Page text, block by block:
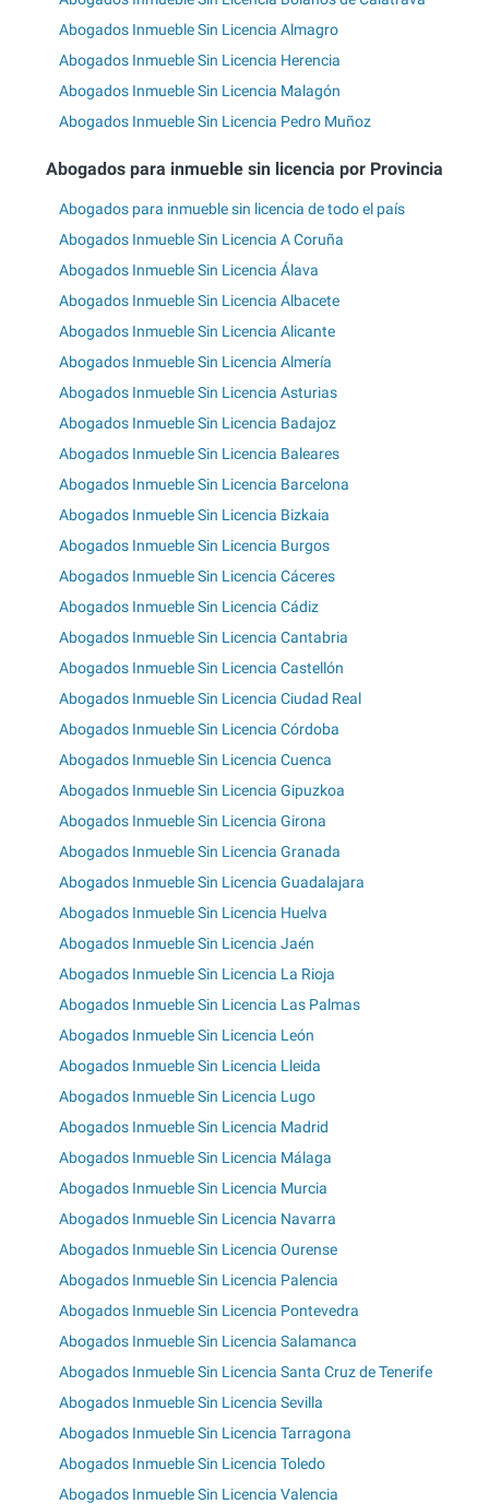
Abogados Inmueble Sin Licencia Almagro
Abogados Inmueble Sin Licencia Herencia
Abogados Inmueble Sin Licencia Malagón
Abogados Inmueble Sin Licencia Pedro Muñoz
Abogados para inmueble sin licencia por Provincia
Abogados para inmueble sin licencia de todo el país
Abogados Inmueble Sin Licencia A Coruña
Abogados Inmueble Sin Licencia Álava
Abogados Inmueble Sin Licencia Albacete
Abogados Inmueble Sin Licencia Alicante
Abogados Inmueble Sin Licencia Almería
Abogados Inmueble Sin Licencia Asturias
Abogados Inmueble Sin Licencia Badajoz
Abogados Inmueble Sin Licencia Baleares
Abogados Inmueble Sin Licencia Barcelona
Abogados Inmueble Sin Licencia Bizkaia
Abogados Inmueble Sin Licencia Burgos
Abogados Inmueble Sin Licencia Cáceres
Abogados Inmueble Sin Licencia Cádiz
Abogados Inmueble Sin Licencia Cantabria
Abogados Inmueble Sin Licencia Castellón
Abogados Inmueble Sin Licencia Ciudad Real
Abogados Inmueble Sin Licencia Córdoba
Abogados Inmueble Sin Licencia Cuenca
Abogados Inmueble Sin Licencia Gipuzkoa
Abogados Inmueble Sin Licencia Girona
Abogados Inmueble Sin Licencia Granada
Abogados Inmueble Sin Licencia Guadalajara
Abogados Inmueble Sin Licencia Huelva
Abogados Inmueble Sin Licencia Jaén
Abogados Inmueble Sin Licencia La Rioja
Abogados Inmueble Sin Licencia Las Palmas
Abogados Inmueble Sin Licencia León
Abogados Inmueble Sin Licencia Lleida
Abogados Inmueble Sin Licencia Lugo
Abogados Inmueble Sin Licencia Madrid
Abogados Inmueble Sin Licencia Málaga
Abogados Inmueble Sin Licencia Murcia
Abogados Inmueble Sin Licencia Navarra
Abogados Inmueble Sin Licencia Ourense
Abogados Inmueble Sin Licencia Palencia
Abogados Inmueble Sin Licencia Pontevedra
Abogados Inmueble Sin Licencia Salamanca
Abogados Inmueble Sin Licencia Santa Cruz de Tenerife
Abogados Inmueble Sin Licencia Sevilla
Abogados Inmueble Sin Licencia Tarragona
Abogados Inmueble Sin Licencia Toledo
Abogados Inmueble Sin Licencia Valencia